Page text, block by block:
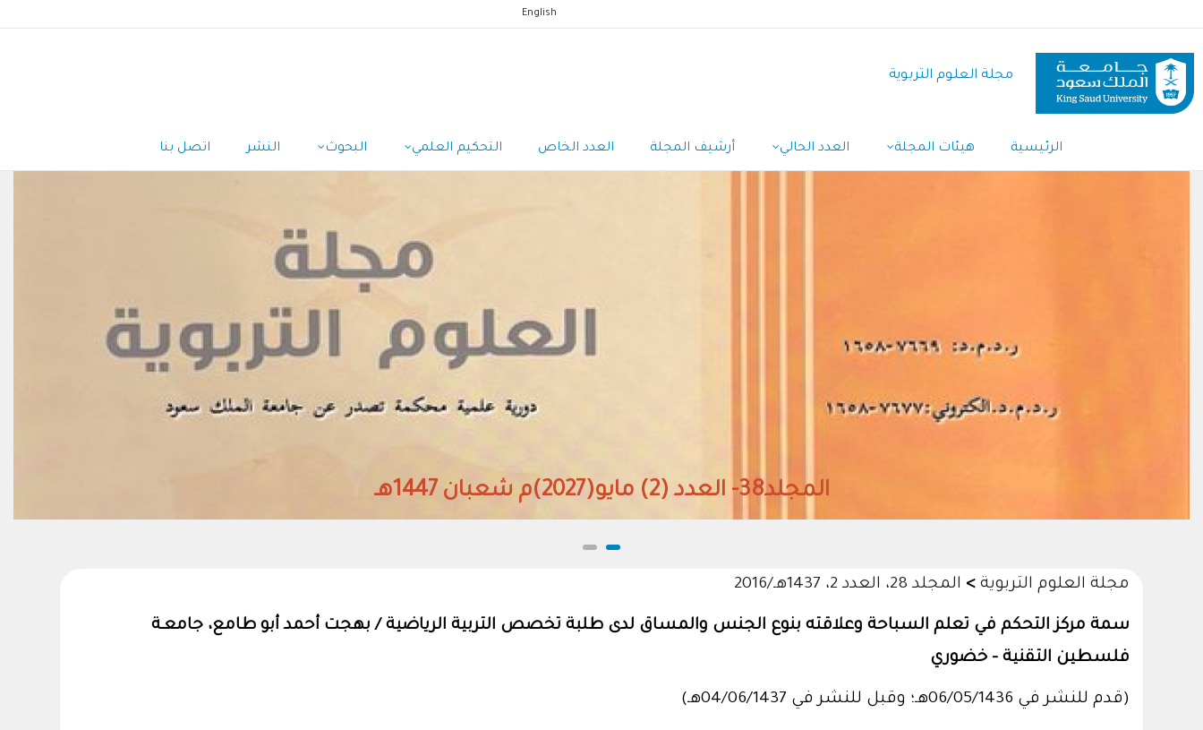
المحتوى
الرئيسي
English
مجلة العلوم التربوية
Navigation
الرئيسية هيئات المجلة العدد الحالي أرشيف المجلة العدد الخاص التحكيم العلمي البحوث النشر اتصل بنا
المجلد38- العدد (2) مايو(2027)م شعبان 1447هـ
مجلة العلوم التربوية > المجلد 28، العدد 2، 1437هـ/2016
سمة مركز التحكم في تعلم السباحة وعلاقته بنوع الجنس والمساق لدى طلبة تخصص التربية الرياضية / بهجت أحمد أبو طامع، جامعـة
فلسطين التقنية - خضوري
(قدم للنشر في 06/05/1436هـ؛ وقبل للنشر في 04/06/1437هـ)